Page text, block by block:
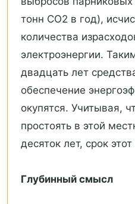
тонн СО2 в год),
количества
электроэнергии.
двадцать лет
обеспечение
окупятся. Учитывая,
простоять в этой
десяток лет, срок
Глубинный смысл